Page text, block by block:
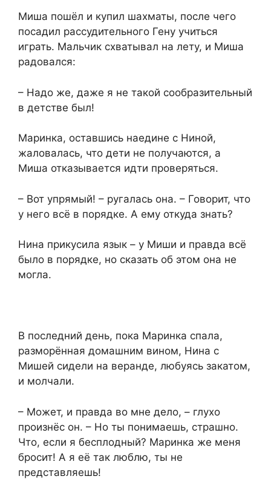
Миша пошёл и купил шахматы, после чего
посадил рассудительного Гену учиться
играть. Мальчик схватывал на лету, и Миша
радовался:
– Надо же, даже я не такой сообразительный
в детстве был!
Маринка, оставшись наедине с Ниной,
жаловалась, что дети не получаются, а
Миша отказывается идти проверяться.
– Вот упрямый! – ругалась она. – Говорит, что
у него всё в порядке. А ему откуда знать?
Нина прикусила язык – у Миши и правда всё
было в порядке, но сказать об этом она не
могла.
В последний день, пока Маринка спала,
разморённая домашним вином, Нина с
Мишей сидели на веранде, любуясь закатом,
и молчали.
– Может, и правда во мне дело, – глухо
произнёс он. – Но ты понимаешь, страшно.
Что, если я бесплодный? Маринка же меня
бросит! А я её так люблю, ты не
представляешь!